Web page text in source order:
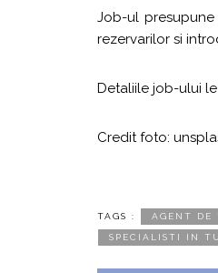
Job-ul
rezervarilor si
Detaliile job-ului le
Credit foto:
TAGS : AGENT DE
SPECIALISTI IN